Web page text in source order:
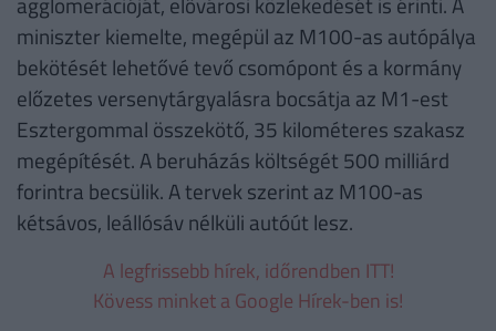
miniszter kiemelte, megépül az M100-as autópálya
bekötését lehetővé tevő csomópont és a kormány
előzetes versenytárgyalásra bocsátja az M1-est
Esztergommal összekötő, 35 kilométeres szakasz
megépítését. A beruházás költségét 500 milliárd
forintra becsülik. A tervek szerint az M100-as
kétsávos, leállósáv nélküli autóút lesz.
A legfrissebb hírek, időrendben ITT!
Kövess minket a Google Hírek-ben is!